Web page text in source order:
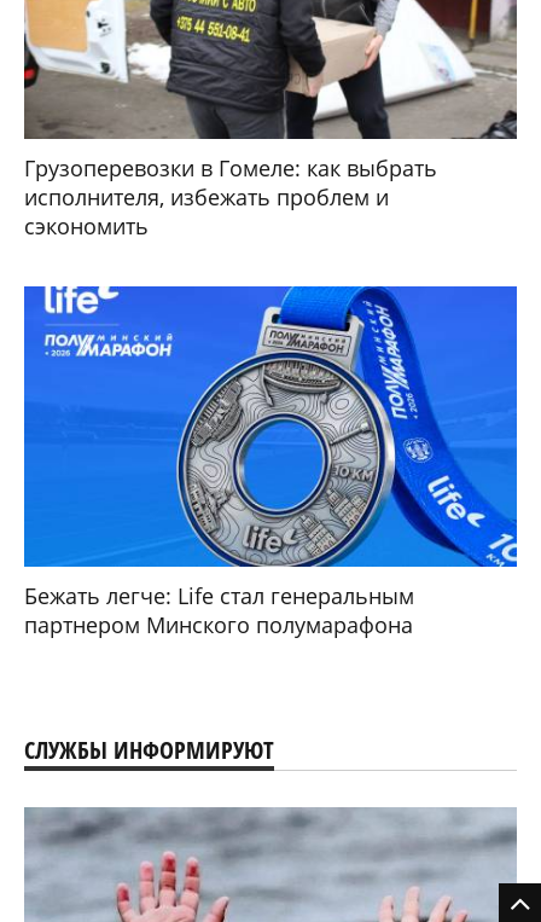
Грузоперевозки в Гомеле: как выбрать
исполнителя, избежать проблем и
сэкономить
Бежать легче: Life стал генеральным
партнером Минского полумарафона
СЛУЖБЫ ИНФОРМИРУЮТ